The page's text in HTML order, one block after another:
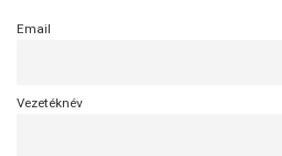
Email
Vezetéknév